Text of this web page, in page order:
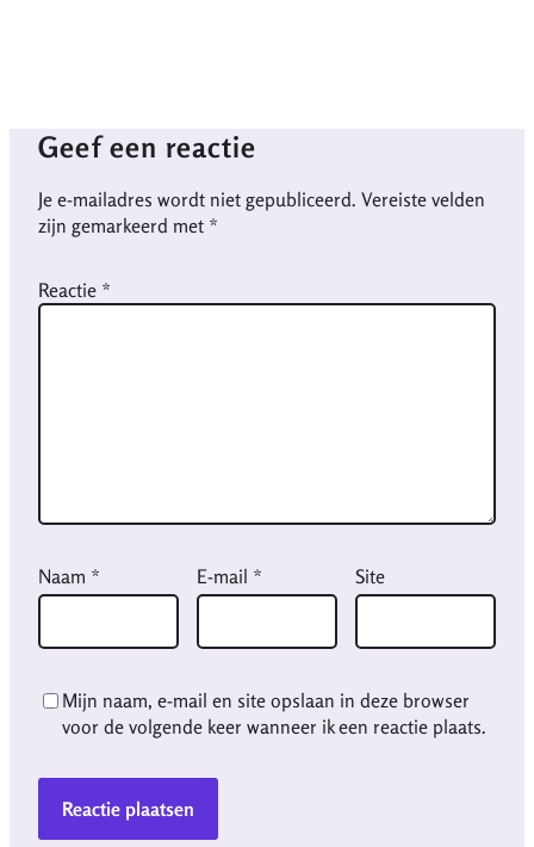
Geef een reactie
Je e-mailadres wordt niet gepubliceerd. Vereiste velden
zijn gemarkeerd met *
Reactie *
Naam * E-mail * Site
Mijn naam, e-mail en site opslaan in deze browser
voor de volgende keer wanneer ik een reactie plaats.